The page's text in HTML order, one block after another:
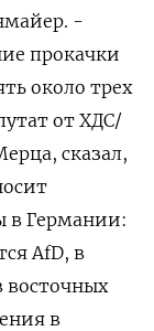
-
прокачки
около трех
от ХДС/
сказал,
в Германии:
AfD, в
восточных
‌в